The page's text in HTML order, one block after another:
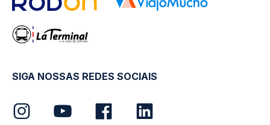
SIGA NOSSAS REDES SOCIAIS